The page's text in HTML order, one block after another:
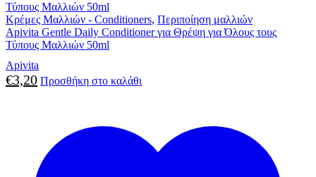
Κρέμες Μαλλιών - Conditioners, Περιποίηση μαλλιών
Apivita Gentle Daily Conditioner για Θρέψη για Όλους τους
Τύπους Μαλλιών 50ml
Apivita
€3,20 Προσθήκη στο καλάθι